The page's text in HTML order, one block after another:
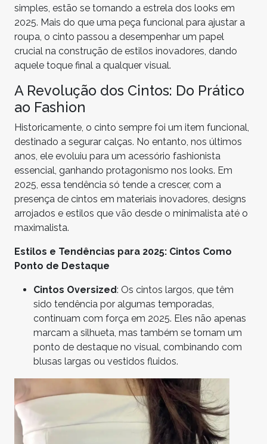
simples, estão se tornando a estrela dos looks em
2025. Mais do que uma peça funcional para ajustar a
roupa, o cinto passou a desempenhar um papel
crucial na construção de estilos inovadores, dando
aquele toque final a qualquer visual.
A Revolução dos Cintos: Do Prático
ao Fashion
Historicamente, o cinto sempre foi um item funcional,
destinado a segurar calças. No entanto, nos últimos
anos, ele evoluiu para um acessório fashionista
essencial, ganhando protagonismo nos looks. Em
2025, essa tendência só tende a crescer, com a
presença de cintos em materiais inovadores, designs
arrojados e estilos que vão desde o minimalista até o
maximalista.
Estilos e Tendências para 2025: Cintos Como
Ponto de Destaque
Cintos Oversized: Os cintos largos, que têm
sido tendência por algumas temporadas,
continuam com força em 2025. Eles não apenas
marcam a silhueta, mas também se tornam um
ponto de destaque no visual, combinando com
blusas largas ou vestidos fluidos.